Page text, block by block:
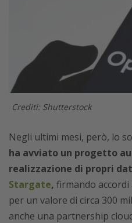
Crediti: Shutterstock
Negli ultimi mesi, però, lo
ha avviato un progetto
realizzazione di propri
Stargate, firmando
per un valore di circa 300
anche una partnership